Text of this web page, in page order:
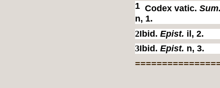
1 Codex vatic.
n, 1.
2Ibid. Epist. il, 2.
3Ibid. Epist. n, 3.